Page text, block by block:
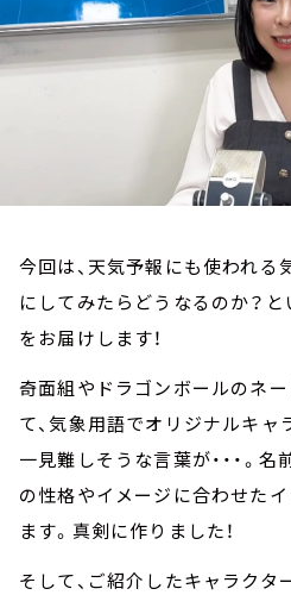
今回は、天気予報にも使われる
にしてみたらどうなるのか？
をお届けします！
奇面組やドラゴンボールのネ
て、気象用語でオリジナルキャ
一見難しそうな言葉が・・・。
の性格やイメージに合わせた
ます。真剣に作りました！
そして、ご紹介したキャラク